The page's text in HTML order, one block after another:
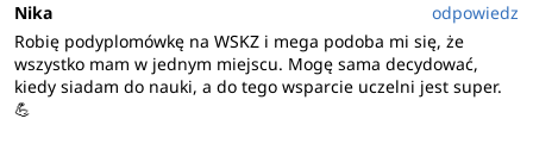
Nika
odpowiedz
Robię podyplomówkę na WSKZ i mega podoba mi się, że
wszystko mam w jednym miejscu. Mogę sama decydować,
kiedy siadam do nauki, a do tego wsparcie uczelni jest super.
💪